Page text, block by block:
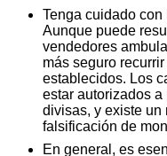
Tenga cuidado
Aunque puede
vendedores
más seguro
establecidos. Los
estar autorizados
divisas, y existe un
falsificación de
En general, es